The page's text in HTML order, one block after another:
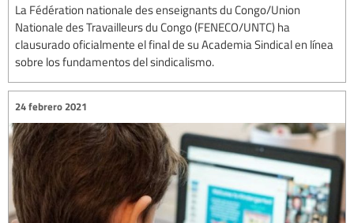
La Fédération nationale des enseignants du Congo/Union
Nationale des Travailleurs du Congo (FENECO/UNTC) ha
clausurado oficialmente el final de su Academia Sindical en línea
sobre los fundamentos del sindicalismo.
24 febrero 2021